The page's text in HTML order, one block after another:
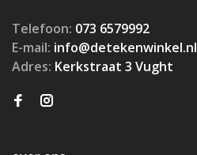
Telefoon: 073 6579992
E-mail: info@detekenwinkel.nl
Adres: Kerkstraat 3 Vught